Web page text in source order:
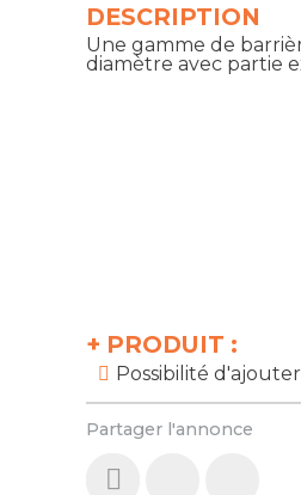
+ PRODUIT :
Possibilité
Partager l'annonce
DESCRIPTION
Une gamme de
diamètre avec partie